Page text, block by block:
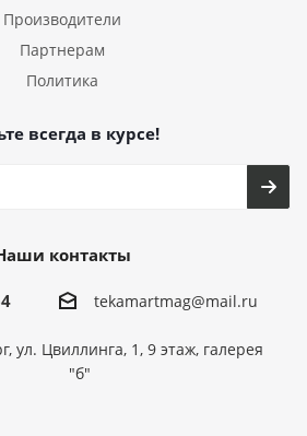
Производители
Партнерам
Политика
всегда в курсе!
контакты
tekamartmag@mail.ru
ул. Цвиллинга, 1, 9 этаж, галерея
"б"